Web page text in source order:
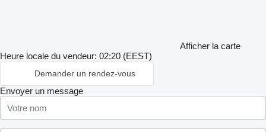
Afficher la carte
Heure locale du vendeur: 02:20 (EEST)
Demander un rendez-vous
Envoyer un message